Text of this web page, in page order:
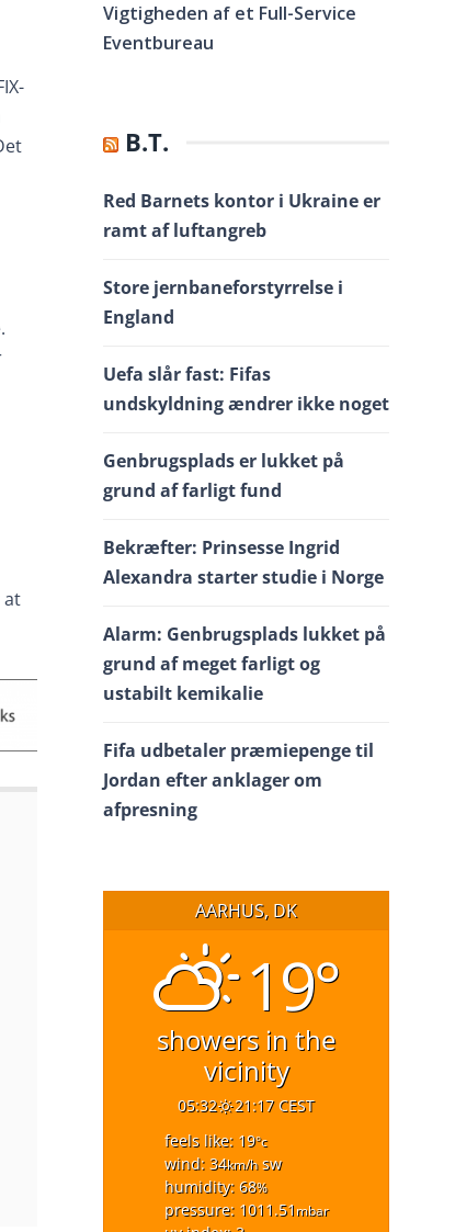
at
Vigtigheden af et Full-Service
Eventbureau
B.T.
Red Barnets kontor i Ukraine er
ramt af luftangreb
Store jernbaneforstyrrelse i
England
Uefa slår fast: Fifas
undskyldning ændrer ikke noget
Genbrugsplads er lukket på
grund af farligt fund
Bekræfter: Prinsesse Ingrid
Alexandra starter studie i Norge
Alarm: Genbrugsplads lukket på
grund af meget farligt og
ustabilt kemikalie
Fifa udbetaler præmiepenge til
Jordan efter anklager om
afpresning
AARHUS, DK
19°
showers in the
vicinity
05:32
21:17 CEST
feels like: 19°c
wind: 34km/hsw
humidity: 68%
pressure: 1011.51 mbar